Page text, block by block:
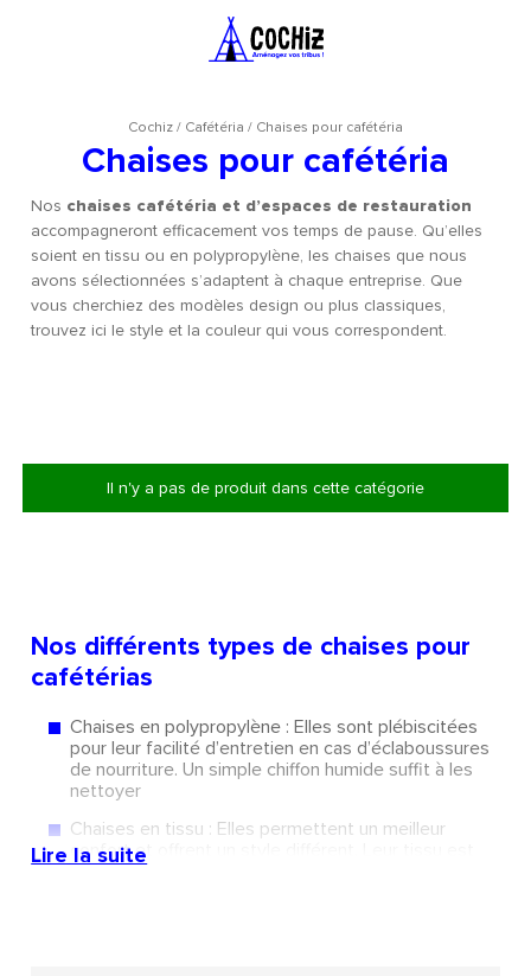
Cochiz/ Cafétéria / Chaises pour cafétéria
Chaises pour cafétéria
Nos chaises cafétéria et d’espaces de restauration
accompagneront efficacement vos temps de pause. Qu’elles
soient en tissu ou en polypropylène, les chaises que nous
avons sélectionnées s’adaptent à chaque entreprise. Que
vous cherchiez des modèles design ou plus classiques,
trouvez ici le style et la couleur qui vous correspondent.
Il n'y a pas de produit dans cette catégorie
Nos différents types de chaises pour
cafétérias
Chaises en polypropylène : Elles sont plébiscitées
pour leur facilité d’entretien en cas d’éclaboussures
de nourriture. Un simple chiffon humide suffit à les
nettoyer
Chaises en tissu : Elles permettent un meilleur
confort et offrent un style différent. Leur tissu est
lessivable avec un savon neutre
Lire la suite